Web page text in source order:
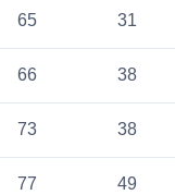
65 31
66 38
73 38
77 49